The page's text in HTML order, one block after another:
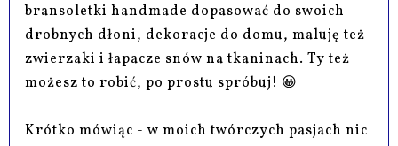
bransoletki handmade dopasować do swoich
drobnych dłoni, dekoracje do domu, maluję też
zwierzaki i łapacze snów na tkaninach. Ty też
możesz to robić, po prostu spróbuj! 😀
Krótko mówiąc - w moich twórczych pasjach nic